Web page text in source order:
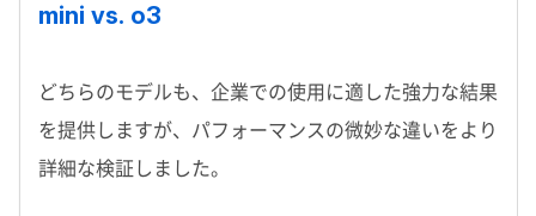
mini vs. o3
どちらのモデルも、企業での使用に適した強力な結果
を提供しますが、パフォーマンスの微妙な違いをより
詳細な検証しました。